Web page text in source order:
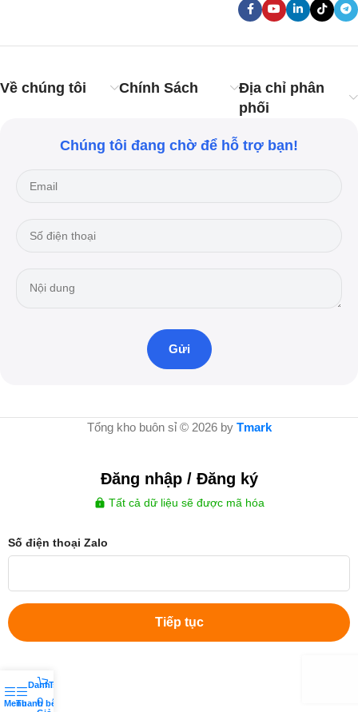
Về chúng tôi Chính Sách
Địa chỉ phân
phối
Chúng tôi đang chờ để hỗ trợ bạn!
Tổng kho buôn sỉ © 2026 by Tmark
MenuThanh bên
Danh sách yêu thích
0
Tài khoản của tôi
Đăng nhập / Đăng ký
Tất cả dữ liệu sẽ được mã hóa
Số điện thoại Zalo
Tiếp tục